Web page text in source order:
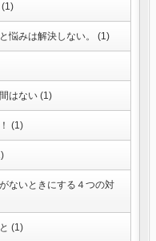
悩みは解決しない。 (1)
はない (1)
(1)
ないときにする４つの対
(1)